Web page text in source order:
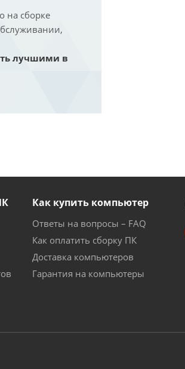
на сборке
лучшими в
Как купить компьютер
Ответы на вопросы – FAQ
Как оплатить сборку ПК
Доставка компьютеров
Гарантия на компьютеры